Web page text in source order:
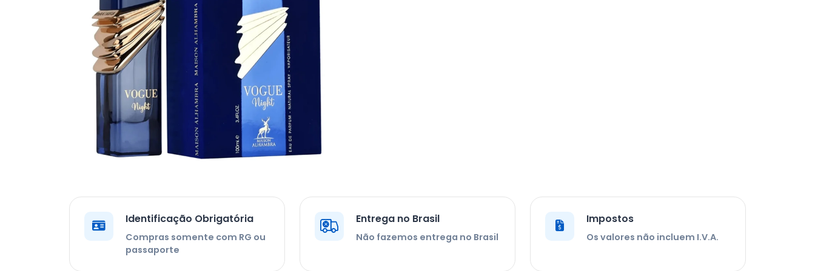
Identificação Obrigatória
Compras somente com RG ou
passaporte
Entrega no Brasil
Não fazemos entrega no Brasil
Impostos
Os valores não incluem I.V.A.